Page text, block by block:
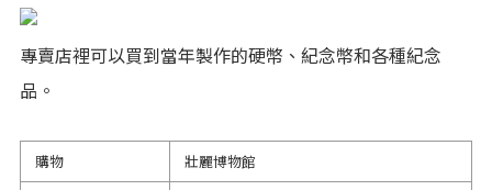
專賣店裡可以買到當年製作的硬幣、紀念幣和各種紀念
品。
購物
壯麗博物館